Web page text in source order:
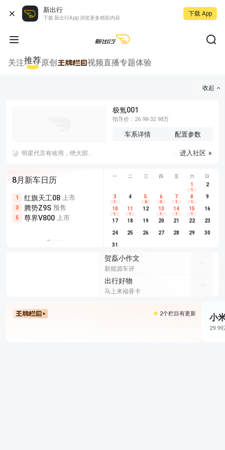
新出行
下载 新出行App 浏览更多精彩内容
下载 App
关注推荐原创 视频直播专题体验
收起
极氪001
指导价：26.98-32.98万
车系详情 配置参数
明星代言有啥用，绝大部分人压根就不会关注，有啥用啊，纯粹浪费钱，还容易明星翻车而翻车 进入社区
8月新车日历
1 红旗天工08 上市
3 腾势Z9S 预售
5 尊界V800 上市
尊界V680 上市
享界G9 预售
别克至境L7 预售
埃安
长城H10
深蓝S05
一 二 三 四 五 六 日
1
1
2
3
1
4 5
6
6
3
7
1
8
1
9
10
1
11
1
12 13
1
14
1
15
1
16
17 18 19 20 21 22 23
24 25 26 27 28 29 30
31
贺磊小作文
新能源车评
出行好物
马上来福香卡
2个栏目有更新 小
29.99